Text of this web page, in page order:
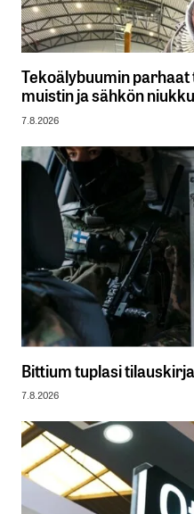
Tekoälybuumin
muistin ja sähkön
7.8.2026
Bittium tuplasi
7.8.2026